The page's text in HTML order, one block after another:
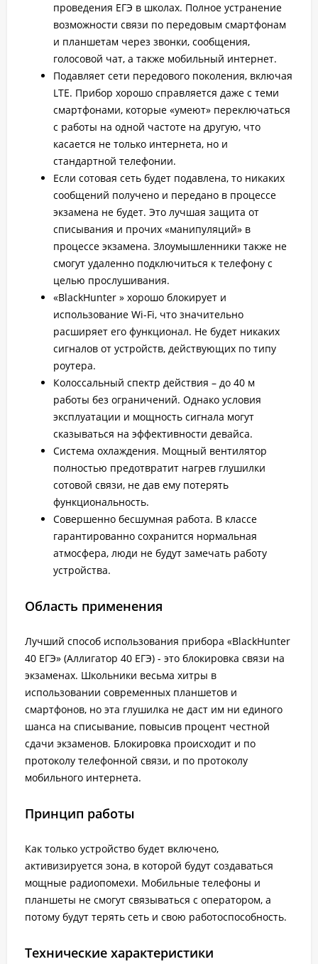
проведения ЕГЭ в школах. Полное устранение
возможности связи по передовым смартфонам
и планшетам через звонки, сообщения,
голосовой чат, а также мобильный интернет.
Подавляет сети передового поколения, включая
LTE. Прибор хорошо справляется даже с теми
смартфонами, которые «умеют» переключаться
с работы на одной частоте на другую, что
касается не только интернета, но и
стандартной телефонии.
Если сотовая сеть будет подавлена, то никаких
сообщений получено и передано в процессе
экзамена не будет. Это лучшая защита от
списывания и прочих «манипуляций» в
процессе экзамена. Злоумышленники также не
смогут удаленно подключиться к телефону с
целью прослушивания.
«BlackHunter » хорошо блокирует и
использование Wi-Fi, что значительно
расширяет его функционал. Не будет никаких
сигналов от устройств, действующих по типу
роутера.
Колоссальный спектр действия – до 40 м
работы без ограничений. Однако условия
эксплуатации и мощность сигнала могут
сказываться на эффективности девайса.
Система охлаждения. Мощный вентилятор
полностью предотвратит нагрев глушилки
сотовой связи, не дав ему потерять
функциональность.
Совершенно бесшумная работа. В классе
гарантированно сохранится нормальная
атмосфера, люди не будут замечать работу
устройства.
Область применения
Лучший способ использования прибора «BlackHunter
40 ЕГЭ» (Аллигатор 40 ЕГЭ) - это блокировка связи на
экзаменах. Школьники весьма хитры в
использовании современных планшетов и
смартфонов, но эта глушилка не даст им ни единого
шанса на списывание, повысив процент честной
сдачи экзаменов. Блокировка происходит и по
протоколу телефонной связи, и по протоколу
мобильного интернета.
Принцип работы
Как только устройство будет включено,
активизируется зона, в которой будут создаваться
мощные радиопомехи. Мобильные телефоны и
планшеты не смогут связываться с оператором, а
потому будут терять сеть и свою работоспособность.
Технические характеристики